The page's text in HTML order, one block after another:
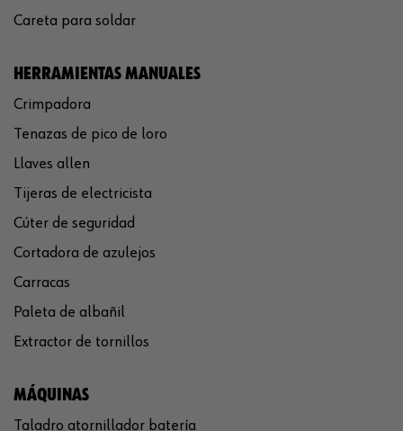
Careta para soldar
HERRAMIENTAS MANUALES
Crimpadora
Tenazas de pico de loro
Llaves allen
Tijeras de electricista
Cúter de seguridad
Cortadora de azulejos
Carracas
Paleta de albañil
Extractor de tornillos
MÁQUINAS
Taladro atornillador batería